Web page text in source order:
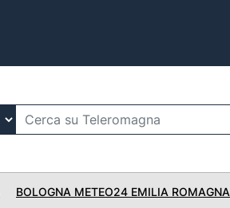
BOLOGNA METEO24 EMILIA ROMAGNA